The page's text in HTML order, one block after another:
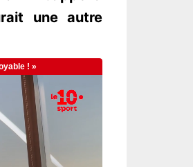
une autre